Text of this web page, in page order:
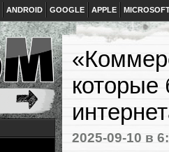
ANDROID GOOGLE APPLE
которые
2025-09-10 в